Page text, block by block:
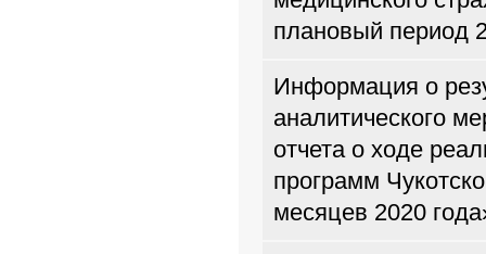
плановый период
Информация о
аналитического
отчета о ходе
программ
месяцев 2020